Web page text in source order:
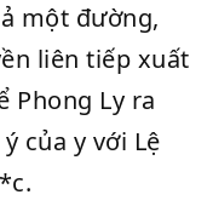
một đường,
liên tiếp xuất
Phong Ly ra
của y với Lệ